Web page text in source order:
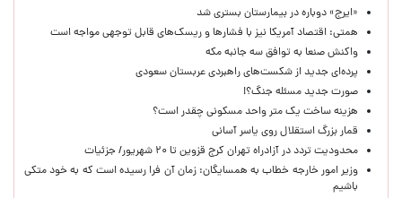
«ایرج» دوباره در بیمارستان بستری شد
همتی: اقتصاد آمریکا نیز با فشارها و ریسک‌های قابل توجهی مواجه است
واکنش صنعا به توافق سه جانبه مکه
پرده‌ای جدید از شکست‌های راهبردی عربستان سعودی
صورت جدید مسئله جنگ؟!
هزینه ساخت یک متر واحد مسکونی چقدر است؟
قمار بزرگ استقلال روی یاسر آسانی
محدودیت تردد در آزادراه تهران کرج قزوین تا ۲۰ شهریور/ جزئیات
وزیر امور خارجه خطاب به همسایگان: زمان آن فرا رسیده است که به خود متکی
باشیم